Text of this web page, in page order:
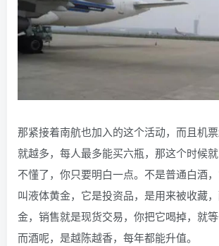
那紧接着南航也加入的这个活动，而且机
就越多，每人最多能买六瓶，那这个时候
不懂了，你只要明白一点。不是普通白酒
叫液体黄金，它是投资品，是用来被收藏
金，销售就是现货交易，你把它喝掉，就等
而酒呢，是越陈越香，每年都能升值。